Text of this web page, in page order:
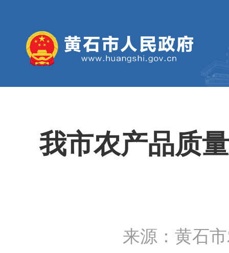
我市农产品质
来源：黄石